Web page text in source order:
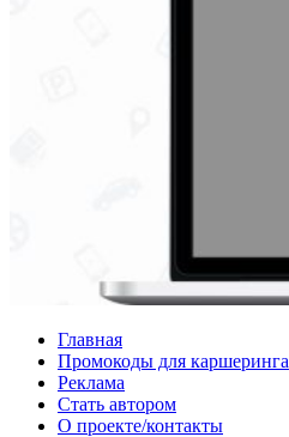
Главная
Промокоды для каршеринга
Реклама
Стать автором
О проекте/контакты